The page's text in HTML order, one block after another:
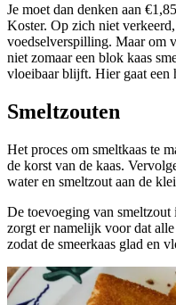
Je moet dan denken aan
Koster. Op zich niet
voedselverspilling. Maar om
niet zomaar een blok kaas
vloeibaar blijft. Hier gaat een
Smeltzouten
Het proces om smeltkaas te
de korst van de kaas.
water en smeltzout aan de
De toevoeging van
zorgt er namelijk voor dat
zodat de smeerkaas glad en